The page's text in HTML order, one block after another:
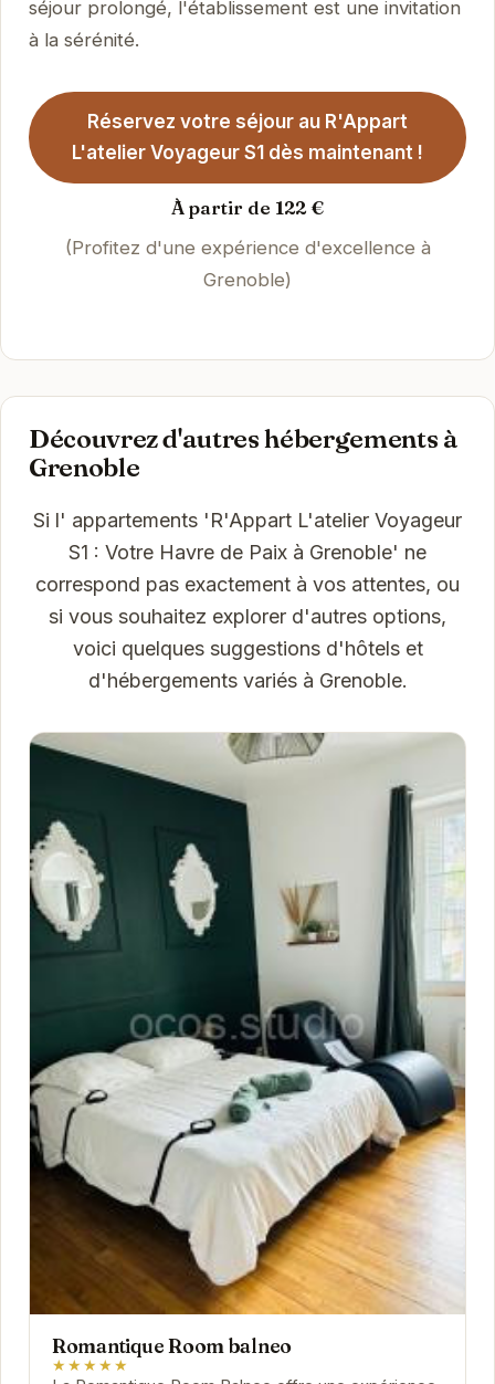
séjour prolongé, l'établissement est une invitation
à la sérénité.
Réservez votre séjour au R'Appart
L'atelier Voyageur S1 dès maintenant !
À partir de 122 €
(Profitez d'une expérience d'excellence à
Grenoble)
Découvrez d'autres hébergements à
Grenoble
Si l' appartements 'R'Appart L'atelier Voyageur
S1 : Votre Havre de Paix à Grenoble' ne
correspond pas exactement à vos attentes, ou
si vous souhaitez explorer d'autres options,
voici quelques suggestions d'hôtels et
d'hébergements variés à Grenoble.
Romantique Room balneo
★★★★★